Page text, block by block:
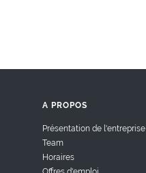
A PROPOS
Présentation de l'entreprise
Team
Horaires